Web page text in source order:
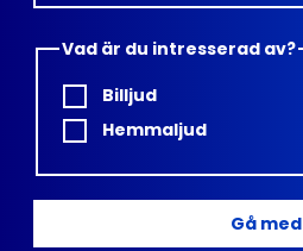
Vad är du intresserad av?
Billjud
Hemmaljud
Gå med